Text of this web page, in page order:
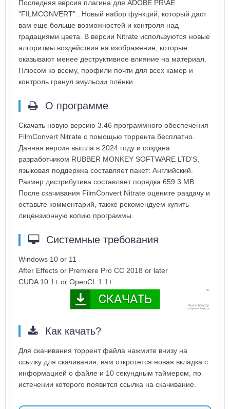
Последняя версия плагина для ADOBE PR\AE
"FILMCONVERT" . Новый набор функций, который даст
вам еще больше возможностей и контроля над
градациями цвета. В версии Nitrate используются новые
алгоритмы воздействия на изображение, которые
оказывают менее деструктивное влияние на материал.
Плюсом ко всему, профили почти для всех камер и
контроль гранул эмульсии плёнки.
О программе
Скачать новую версию 3.46 программного обеспечения
FilmConvert Nitrate с помощью торрента бесплатно.
Данная версия вышла в 2024 году и создана
разработчиком RUBBER MONKEY SOFTWARE LTD’S,
языковая поддержка составляет пакет: Английский.
Размер дистрибутива составляет порядка 659.3 MB.
После скачивания FilmConvert Nitrate оцените раздачу и
оставьте комментарий, также рекомендуем купить
лицензионную копию программы.
Системные требования
Windows 10 or 11
After Effects or Premiere Pro CC 2018 or later
CUDA 10.1+ or OpenCL 1.1+
Как качать?
Для скачивания торрент файла нажмите внизу на
ссылку для скачивания, вам откротется новая вкладка с
информацией о файле и 10 секундным таймером, по
истечении которого появится ссылка на скачивание.